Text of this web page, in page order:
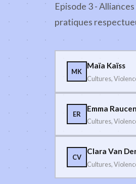
Episode 3 -
pratiques
MK
Maïa Kaïss
Cultures,
ER
Emma
Cultures,
CV
Clara Van
Cultures,